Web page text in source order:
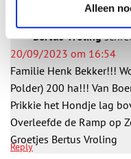
Alleen
je dáár nooit iets over?
Bertus Vroling
20/09/2023 om 16:54
Familie Henk Bekker!!!
Polder) 200 ha!!! Van
Prikkie het Hondje lag
Overleefde de Ramp op
Groetjes Bertus Vroling
Reply